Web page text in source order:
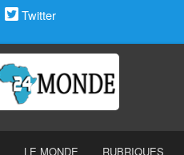
Twitter
LE MONDE RUBRIQUES